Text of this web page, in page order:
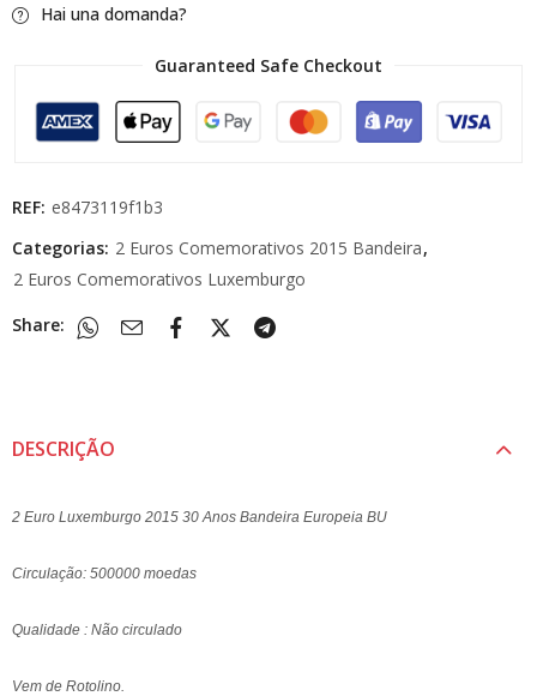
Hai una domanda?
Guaranteed Safe Checkout
REF: e8473119f1b3
Categorias: 2 Euros Comemorativos 2015 Bandeira,
2 Euros Comemorativos Luxemburgo
Share:
DESCRIÇÃO
2 Euro Luxemburgo 2015 30 Anos Bandeira Europeia BU
Circulação: 500000 moedas
Qualidade : Não circulado
Vem de Rotolino.